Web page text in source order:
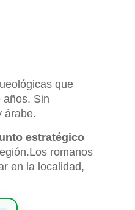
que
años. Sin
árabe.
estratégico
romanos
en la localidad,